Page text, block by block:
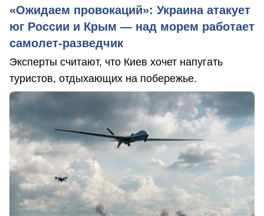
«Ожидаем провокаций»: Украина атакует
юг России и Крым — над морем работает
самолет-разведчик
Эксперты считают, что Киев хочет напугать
туристов, отдыхающих на побережье.